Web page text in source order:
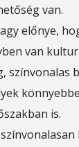
van.
előnye,
van
színvonalas
is.